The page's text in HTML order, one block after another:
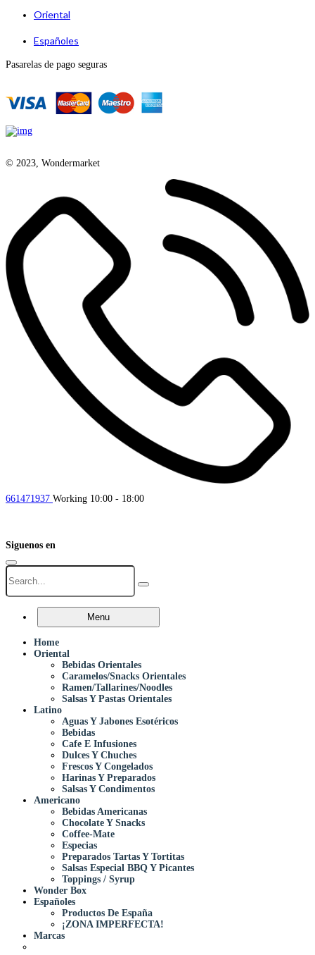
Oriental
Españoles
Pasarelas de pago seguras
© 2023, Wondermarket
661471937 Working 10:00 - 18:00
Siguenos en
Menu
Home
Oriental
Bebidas Orientales
Caramelos/Snacks Orientales
Ramen/Tallarines/Noodles
Salsas Y Pastas Orientales
Latino
Aguas Y Jabones Esotéricos
Bebidas
Cafe E Infusiones
Dulces Y Chuches
Frescos Y Congelados
Harinas Y Preparados
Salsas Y Condimentos
Americano
Bebidas Americanas
Chocolate Y Snacks
Coffee-Mate
Especias
Preparados Tartas Y Tortitas
Salsas Especial BBQ Y Picantes
Toppings / Syrup
Wonder Box
Españoles
Productos De España
¡ZONA IMPERFECTA!
Marcas